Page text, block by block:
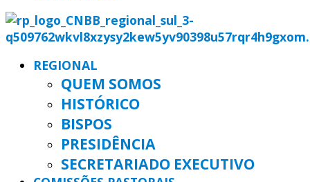
REGIONAL
QUEM SOMOS
HISTÓRICO
BISPOS
PRESIDÊNCIA
SECRETARIADO EXECUTIVO